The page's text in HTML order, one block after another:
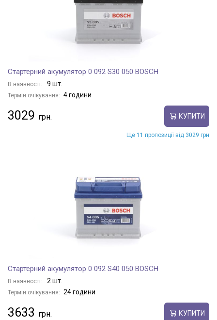
Стартерний акумулятор 0 092 S30 050 BOSCH
В наявності: 9 шт.
Термін очікування: 4 години
3029 КУПИТИ
Ще 11 пропозиції від 3029 грн
Стартерний акумулятор 0 092 S40 050 BOSCH
В наявності: 2 шт.
Термін очікування: 24 години
3633 КУПИТИ